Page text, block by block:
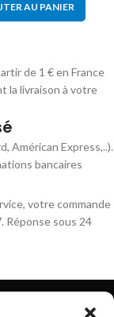
AU PANIER
de 1 € en France
la livraison à votre
Américan Express,..).
bancaires
votre commande
Réponse sous 24